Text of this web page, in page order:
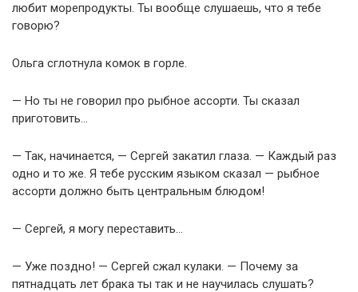
любит морепродукты. Ты вообще слушаешь, что я тебе
говорю?
Ольга сглотнула комок в горле.
— Но ты не говорил про рыбное ассорти. Ты сказал
приготовить…
— Так, начинается, — Сергей закатил глаза. — Каждый раз
одно и то же. Я тебе русским языком сказал — рыбное
ассорти должно быть центральным блюдом!
— Сергей, я могу переставить…
— Уже поздно! — Сергей сжал кулаки. — Почему за
пятнадцать лет брака ты так и не научилась слушать?